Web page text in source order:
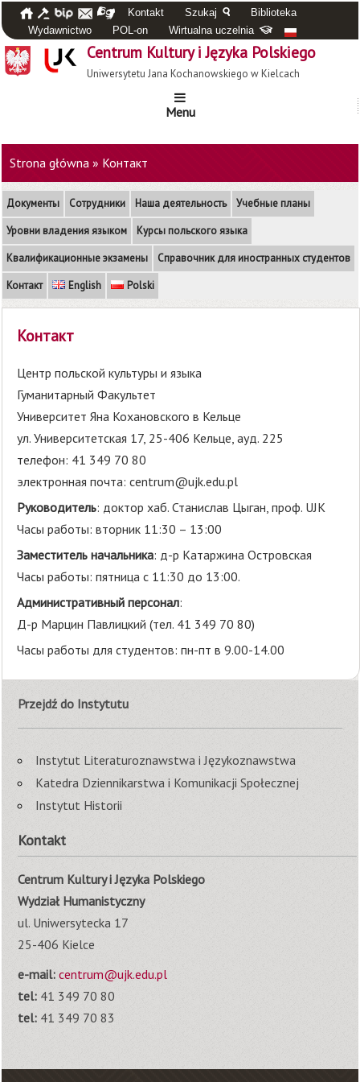
Kontakt Szukaj
Biblioteka
Wydawnictwo
POL-on Wirtualna uczelnia
Centrum Kultury i Języka Polskiego
Uniwersytetu Jana Kochanowskiego w Kielcach
Menu
Strona główna » Контакт
Документы Сотрудники Наша деятельность
Учебные планы
Уровни владения языком
Курсы польского языка
Квалификационные экзамены
Справочник для иностранных студентов
Контакт
English Polski
Контакт
Центр польской культуры и языка
Гуманитарный Факультет
Университет Яна Кохановского в Кельце
ул. Университетская 17, 25-406 Кельце, ауд. 225
телефон: 41 349 70 80
электронная почта: centrum@ujk.edu.pl
Руководитель: доктор хаб. Станислав Цыган, проф. UJK
Часы работы: вторник 11:30 – 13:00
Заместитель начальника: д-р Катаржина Островская
Часы работы: пятница с 11:30 до 13:00.
Административный персонал:
Д-р Марцин Павлицкий (тел. 41 349 70 80)
Часы работы для студентов: пн-пт в 9.00-14.00
Przejdź do Instytutu
Instytut Literaturoznawstwa i Językoznawstwa
Katedra Dziennikarstwa i Komunikacji Społecznej
Instytut Historii
Kontakt
Centrum Kultury i Języka Polskiego
Wydział Humanistyczny
ul. Uniwersytecka 17
25-406 Kielce
e-mail: centrum@ujk.edu.pl
tel: 41 349 70 80
tel: 41 349 70 83